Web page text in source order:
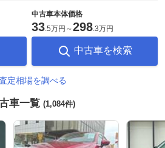
中古車本体価格
33.5万円 ～298.3万円
中古車を検索
定相場を調べる
車一覧 (1,084件)